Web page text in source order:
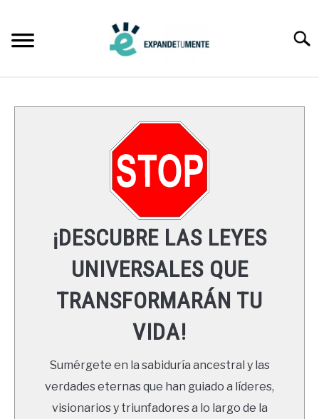
content
LEYES UNIVERSALES
RECURSOS
NEWSLETTER
¡DESCUBRE LAS LEYES
UNIVERSALES QUE
TRANSFORMARÁN TU
VIDA!
Sumérgete en la sabiduría ancestral y las
verdades eternas que han guiado a líderes,
visionarios y triunfadores a lo largo de la